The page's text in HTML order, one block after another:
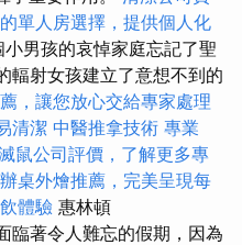
單人房選擇，提供個人化
小男孩的哀悼家庭忘記了聖
輻射女孩建立了意想不到的
，讓您放心交給專家處理
清潔 中醫推拿技術 專業
鼠公司評價，了解更多專
桌外燴推薦，完美呈現每
體驗 惠林頓
臨著令人難忘的假期，因為